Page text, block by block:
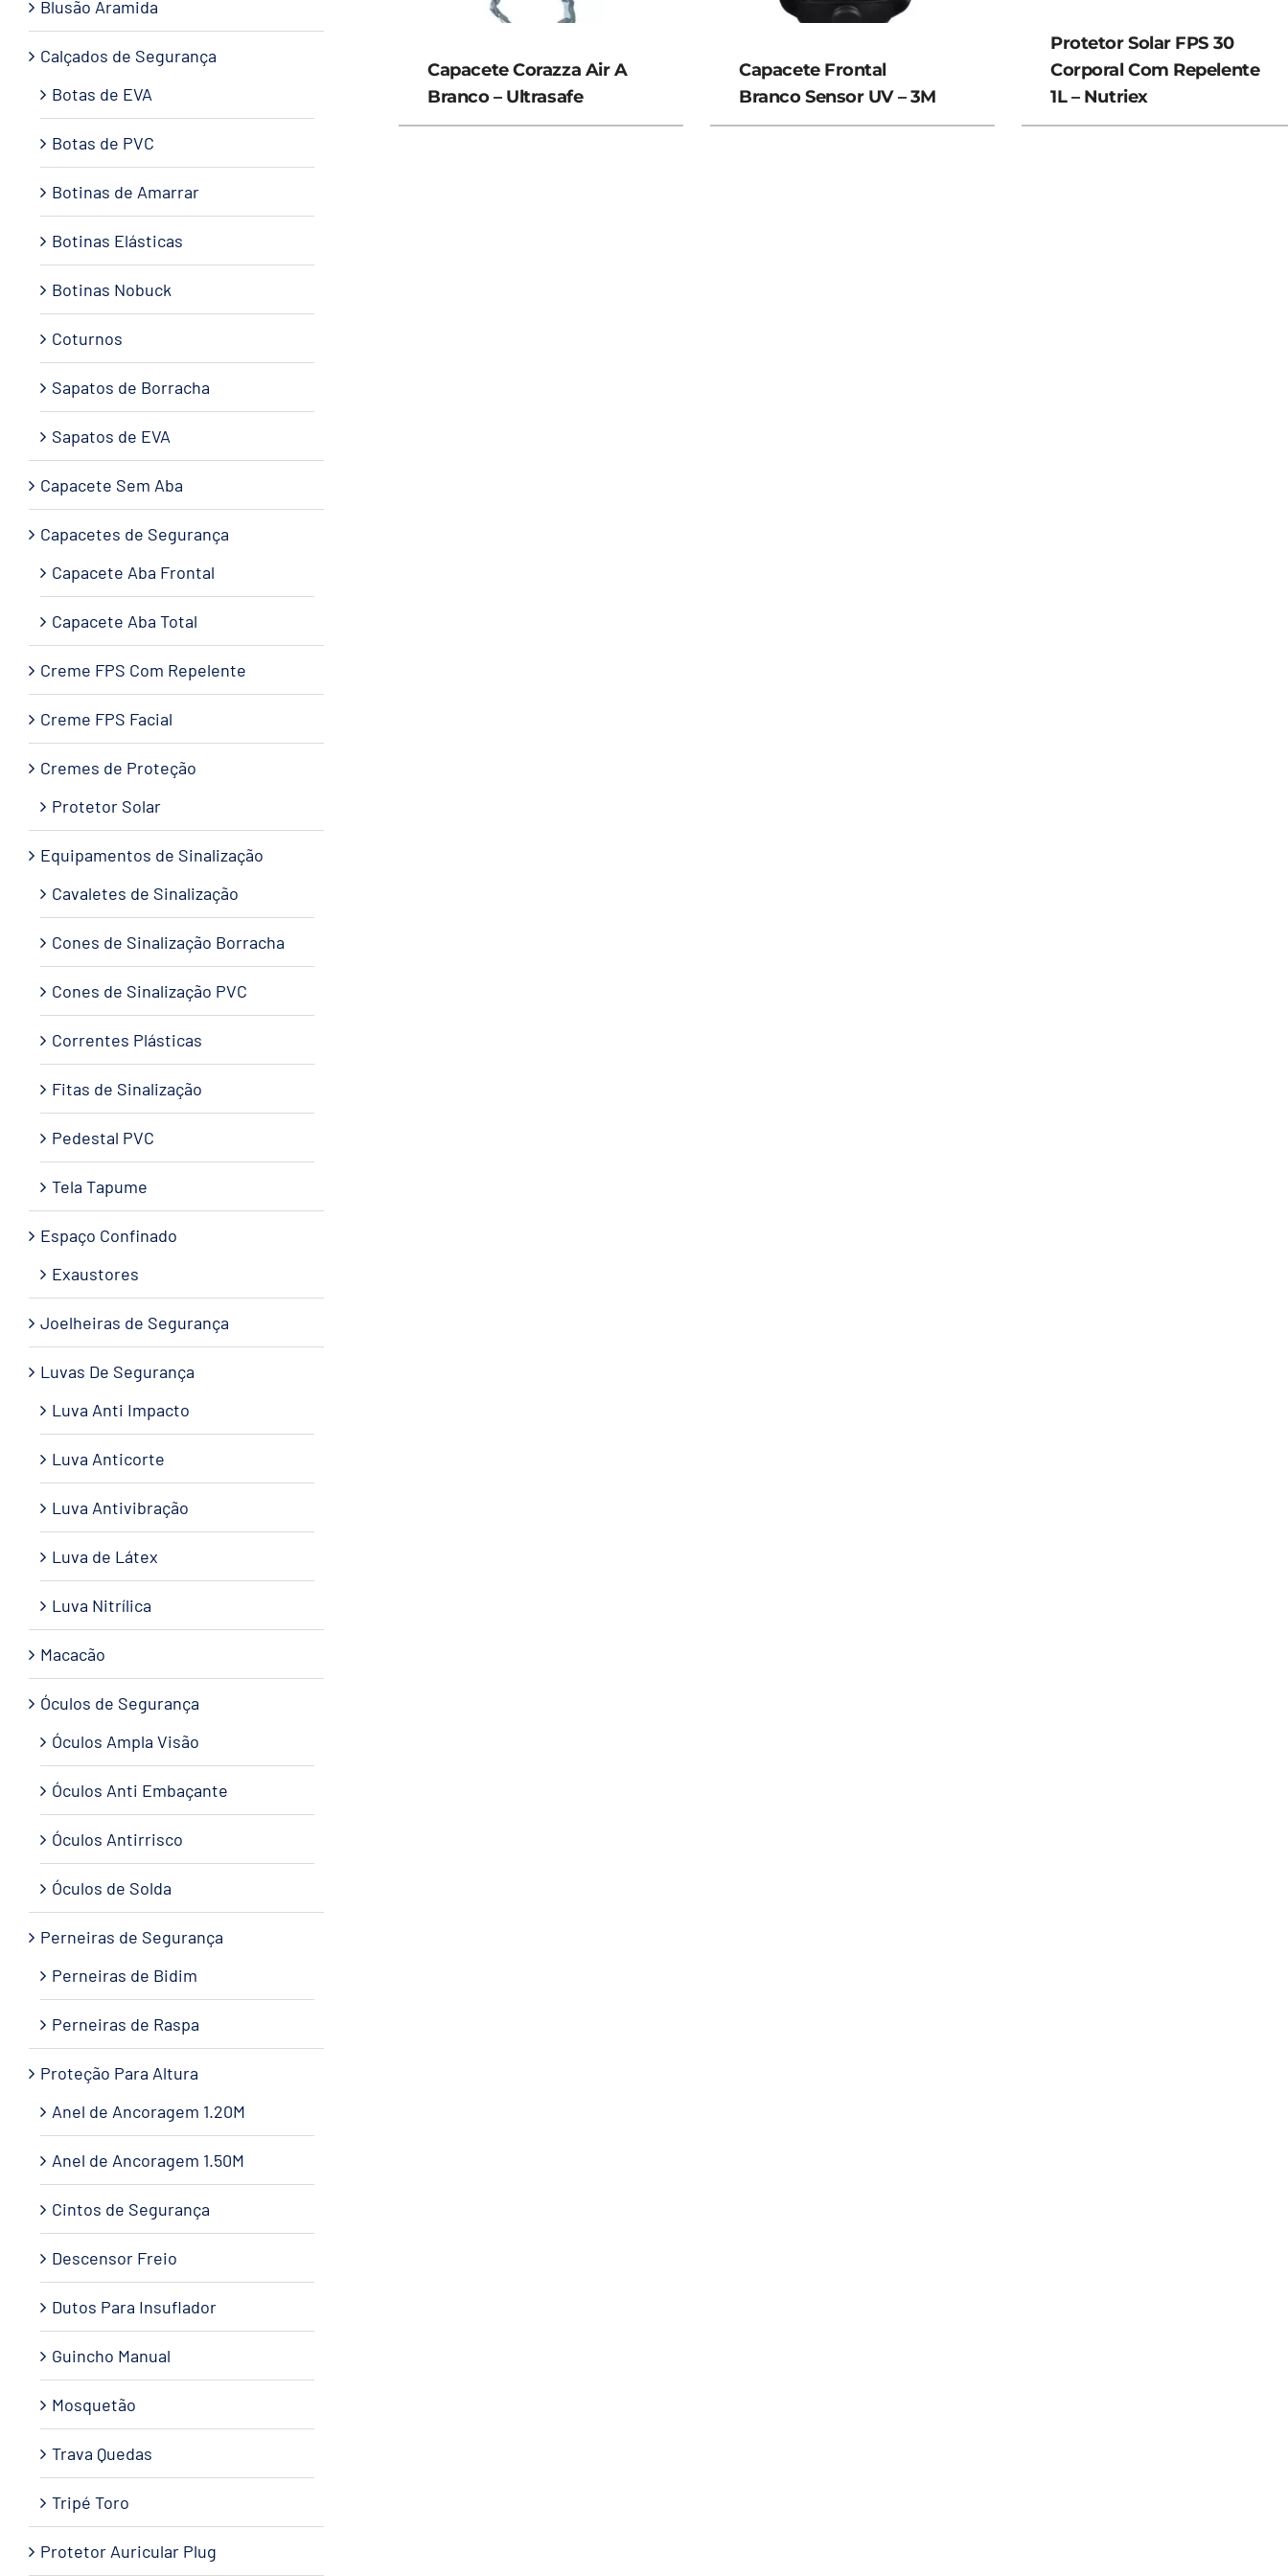
Capacete Corazza Air A
Branco – Ultrasafe
Capacete Frontal
Branco Sensor UV – 3M
Protetor Solar FPS 30
Corporal Com Repelente
1L – Nutriex
Blusão Aramida
Calçados de Segurança
Botas de EVA
Botas de PVC
Botinas de Amarrar
Botinas Elásticas
Botinas Nobuck
Coturnos
Sapatos de Borracha
Sapatos de EVA
Capacete Sem Aba
Capacetes de Segurança
Capacete Aba Frontal
Capacete Aba Total
Creme FPS Com Repelente
Creme FPS Facial
Cremes de Proteção
Protetor Solar
Equipamentos de Sinalização
Cavaletes de Sinalização
Cones de Sinalização Borracha
Cones de Sinalização PVC
Correntes Plásticas
Fitas de Sinalização
Pedestal PVC
Tela Tapume
Espaço Confinado
Exaustores
Joelheiras de Segurança
Luvas De Segurança
Luva Anti Impacto
Luva Anticorte
Luva Antivibração
Luva de Látex
Luva Nitrílica
Macacão
Óculos de Segurança
Óculos Ampla Visão
Óculos Anti Embaçante
Óculos Antirrisco
Óculos de Solda
Perneiras de Segurança
Perneiras de Bidim
Perneiras de Raspa
Proteção Para Altura
Anel de Ancoragem 1.20M
Anel de Ancoragem 1.50M
Cintos de Segurança
Descensor Freio
Dutos Para Insuflador
Guincho Manual
Mosquetão
Trava Quedas
Tripé Toro
Protetor Auricular Plug